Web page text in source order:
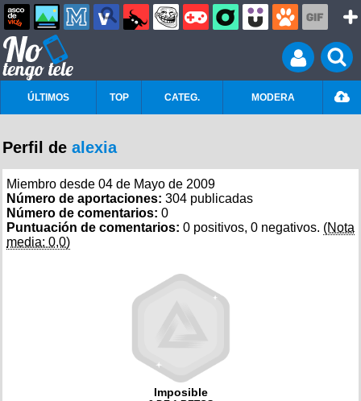
ÚLTIMOS TOP CATEG. MODERA
Perfil de alexia
Miembro desde 04 de Mayo de 2009
Número de aportaciones: 304 publicadas
Número de comentarios: 0
Puntuación de comentarios: 0 positivos, 0 negativos. (Nota
media: 0,0)
Imposible